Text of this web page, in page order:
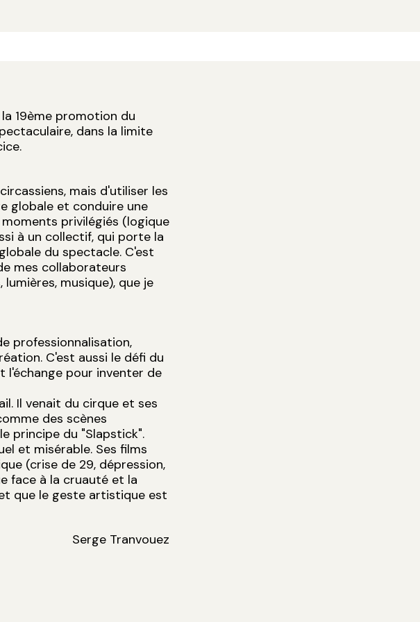
19ème promotion du
dans la limite
mais d'utiliser les
globale et conduire une
privilégiés (logique
à un collectif, qui porte la
du spectacle. C'est
mes collaborateurs
musique), que je
professionnalisation,
C'est aussi le défi du
l'échange pour inventer de
Il venait du cirque et ses
des scènes
principe du "Slapstick".
et misérable. Ses films
(crise de 29, dépression,
face à la cruauté et la
que le geste artistique est
Serge Tranvouez